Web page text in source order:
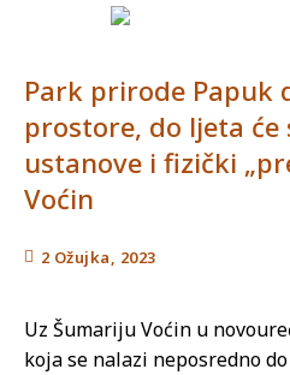
Park prirode Papuk
prostore, do ljeta će
ustanove i fizički
Voćin
2 Ožujka, 2023
Uz Šumariju Voćin u
koja se nalazi neposredno